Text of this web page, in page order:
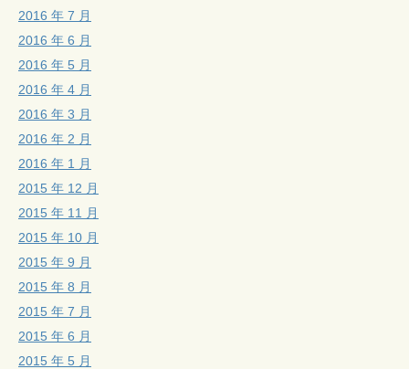
2016 年 7 月
2016 年 6 月
2016 年 5 月
2016 年 4 月
2016 年 3 月
2016 年 2 月
2016 年 1 月
2015 年 12 月
2015 年 11 月
2015 年 10 月
2015 年 9 月
2015 年 8 月
2015 年 7 月
2015 年 6 月
2015 年 5 月